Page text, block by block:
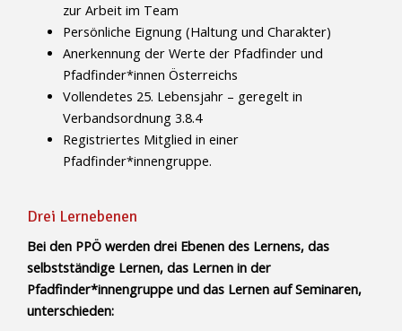
zur Arbeit im Team
Persönliche Eignung (Haltung und Charakter)
Anerkennung der Werte der Pfadfinder und
Pfadfinder*innen Österreichs
Vollendetes 25. Lebensjahr – geregelt in
Verbandsordnung 3.8.4
Registriertes Mitglied in einer
Pfadfinder*innengruppe.
Drei Lernebenen
Bei den PPÖ werden drei Ebenen des Lernens, das
selbstständige Lernen, das Lernen in der
Pfadfinder*innengruppe und das Lernen auf Seminaren,
unterschieden: